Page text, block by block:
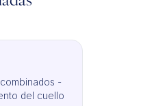
-
del cuello